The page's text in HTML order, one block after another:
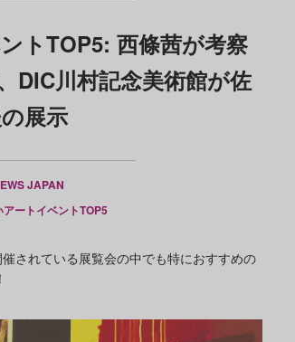
トTOP5: 西條茜が考察
DIC川村記念美術館が佐
展示
JAPAN
ートイベントTOP5
されている展覧会の中でも特におすすめの